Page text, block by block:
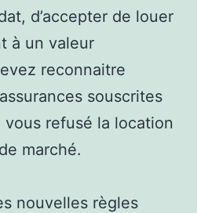
d’accepter de louer
à un valeur
reconnaitre
souscrites
refusé la location
marché.
nouvelles règles